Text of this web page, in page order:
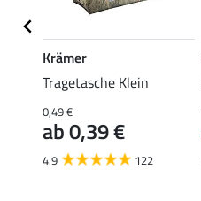
Krämer
Tragetasche Klein
0,49 €
ab 0,39 €
4.9 122